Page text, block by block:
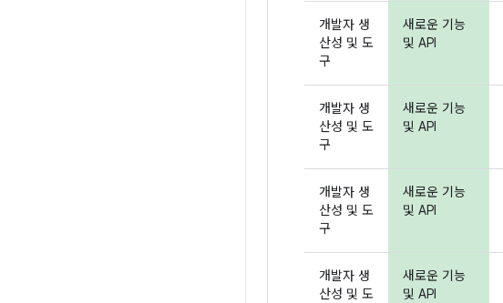
개발자 생
산성 및 도
구
새로운 기능
및 API
개발자 생
산성 및 도
구
새로운 기능
및 API
개발자 생
산성 및 도
구
새로운 기능
및 API
개발자 생
산성 및 도
새로운 기능
및 API